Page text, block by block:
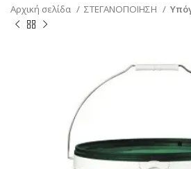
Αρχική σελίδα ΣΤΕΓΑΝΟΠΟΙΗΣΗ